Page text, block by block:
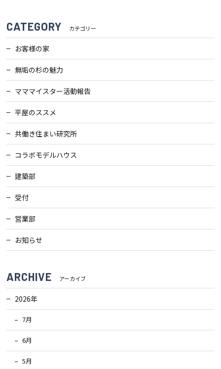
CATEGORY カテゴリー
お客様の家
無垢の杉の魅力
マママイスター活動報告
平屋のススメ
共働き住まい研究所
コラボモデルハウス
建築部
受付
営業部
お知らせ
ARCHIVE アーカイブ
2026年
7月
6月
5月